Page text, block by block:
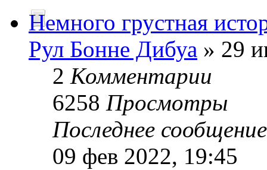
Немного грустная
Рул Бонне Дибуа » 29
2 Комментарии
6258 Просмотры
Последнее
09 фев 2022, 19:45